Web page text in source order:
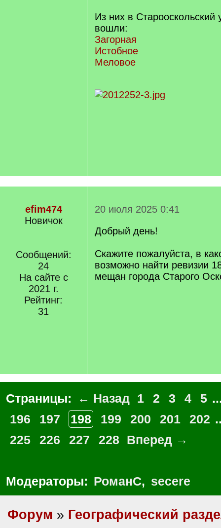
Из них в Старооскольский
вошли:
Загорная
Истобное
Меловое
efim474
Новичок
Сообщений:
24
На сайте с
2021 г.
Рейтинг:
31
20 июля 2025 0:41
Добрый день!
Скажите пожалуйста, в
возможно найти ревизии
мещан города Старого
Страницы: ← Назад 1 2 3 4 5
196
197 198 199 200 201 202
225
226 227 228 Вперед →
Модераторы: РоманС, secere
Форум » Географический